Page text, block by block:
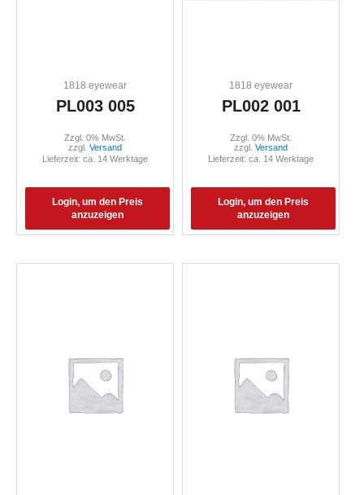
1818 eyewear
PL003 005
Login, um den Preis
anzuzeigen
Zzgl. 0% MwSt.
zzgl. Versand
Lieferzeit: ca. 14 Werktage
1818 eyewear
PL002 001
Login, um den Preis
anzuzeigen
Zzgl. 0% MwSt.
zzgl. Versand
Lieferzeit: ca. 14 Werktage